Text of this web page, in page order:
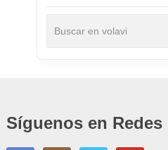
Síguenos en Redes